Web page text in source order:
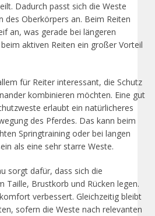
Dadurch passt sich die Weste
des Oberkörpers an. Beim Reiten
an, was gerade bei längeren
aktiven Reiten ein großer Vorteil
für Reiter interessant, die Schutz
kombinieren möchten. Eine gut
erlaubt ein natürlicheres
des Pferdes. Das kann beim
Springtraining oder bei langen
als eine sehr starre Weste.
sorgt dafür, dass sich die
Taille, Brustkorb und Rücken legen.
verbessert. Gleichzeitig bleibt
sofern die Weste nach relevanten